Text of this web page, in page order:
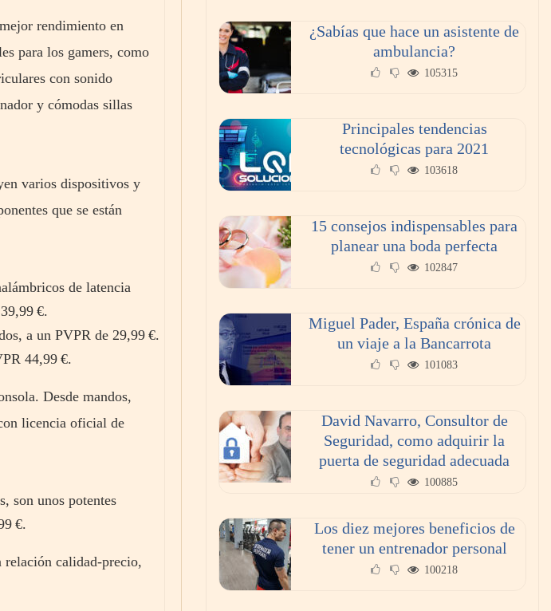
rendimiento en
para los gamers, como
con sonido
y cómodas sillas
varios dispositivos y
que se están
de latencia
€.
a un PVPR de 29,99 €.
44,99 €.
Desde mandos,
licencia oficial de
son unos potentes
€.
relación calidad-precio,
¿Sabías que hace un asistente de
ambulancia?
105315
Principales tendencias
tecnológicas para 2021
103618
15 consejos indispensables para
planear una boda perfecta
102847
Miguel Pader, España crónica de
un viaje a la Bancarrota
101083
David Navarro, Consultor de
Seguridad, como adquirir la
puerta de seguridad adecuada
100885
Los diez mejores beneficios de
tener un entrenador personal
100218